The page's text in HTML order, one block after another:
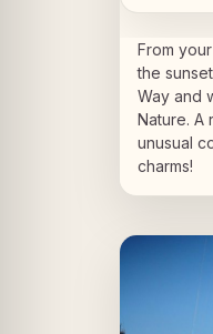
From
the
Way and
Nature. A
unusual
charms!